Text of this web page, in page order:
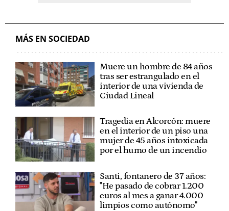
MÁS EN SOCIEDAD
Muere un hombre de 84 años
tras ser estrangulado en el
interior de una vivienda de
Ciudad Lineal
Tragedia en Alcorcón: muere
en el interior de un piso una
mujer de 45 años intoxicada
por el humo de un incendio
Santi, fontanero de 37 años:
"He pasado de cobrar 1.200
euros al mes a ganar 4.000
limpios como autónomo"